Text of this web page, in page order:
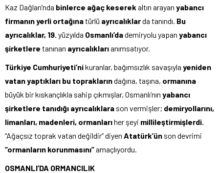
Kaz Dağları’nda binlerce ağaç keserek altın arayan yabancı
firmanın yerli ortağınatürlü ayrıcalıklarda tanındı. Bu
ayrıcalıklar, 19. yüzyılda Osmanlı’dademiryolu yapan yabancı
şirketlere tanınan ayrıcalıklarıanımsatıyor.
Türkiye Cumhuriyeti’nikuranlar, bağımsızlık savaşıyla yeniden
vatan yaptıkları bu topraklarındağına, taşına, ormanına
büyük bir kıskançlıkla sahip çıkmışlar, Osmanlı’nın yabancı
şirketlere tanıdığı ayrıcalıklara son vermişler; demiryollarını,
limanları, madenleri, ormanlarıher şeyi millileştirmişlerdi.
“Ağaçsız toprak vatan değildir” diyen Atatürk’ün son devrimi
“ormanların korunmasını”amaçlıyordu.
OSMANLI’DA ORMANCILIK